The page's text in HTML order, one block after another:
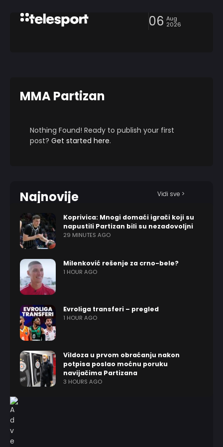
06 Aug
2026
MMA Partizan
Nothing Found! Ready to publish your first
post? Get started here.
Najnovije Vidi sve >
Koprivica: Mnogi domaći igrači koji su
napustili Partizan bili su nezadovoljni
29 MINUTES AGO
Milenković rešenje za crno-bele?
1 HOUR AGO
Evroliga transferi – pregled
1 HOUR AGO
Vildoza u prvom obraćanju nakon
potpisa poslao moćnu poruku
navijačima Partizana
3 HOURS AGO